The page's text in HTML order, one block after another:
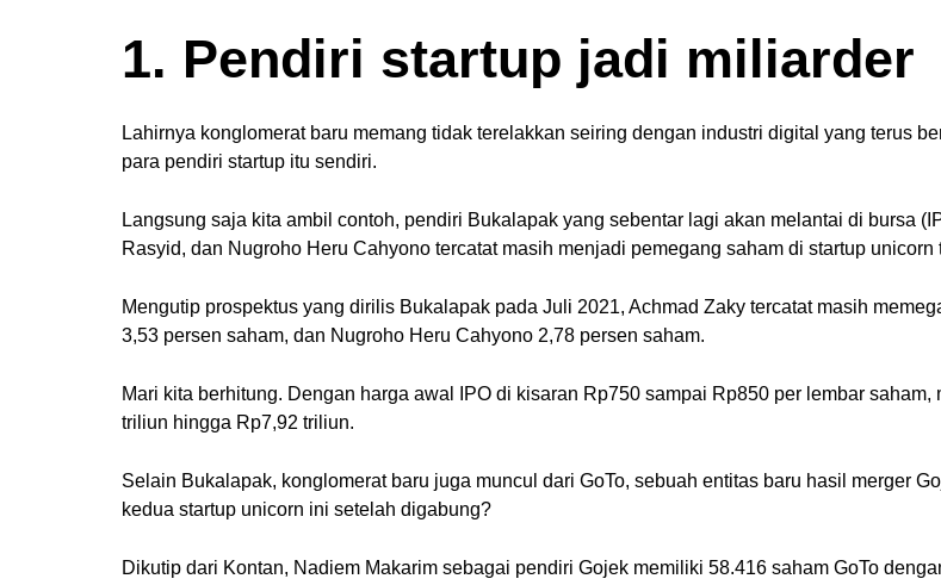
1. Pendiri startup jadi miliarder
Lahirnya konglomerat baru memang tidak terelakkan seiring dengan industri digital yang terus
para pendiri startup itu sendiri.
Langsung saja kita ambil contoh, pendiri Bukalapak yang sebentar lagi akan melantai di bursa
Rasyid, dan Nugroho Heru Cahyono tercatat masih menjadi pemegang saham di startup unicorn
Mengutip prospektus yang dirilis Bukalapak pada Juli 2021, Achmad Zaky tercatat masih
3,53 persen saham, dan Nugroho Heru Cahyono 2,78 persen saham.
Mari kita berhitung. Dengan harga awal IPO di kisaran Rp750 sampai Rp850 per lembar
triliun hingga Rp7,92 triliun.
Selain Bukalapak, konglomerat baru juga muncul dari GoTo, sebuah entitas baru hasil merger
kedua startup unicorn ini setelah digabung?
Dikutip dari Kontan, Nadiem Makarim sebagai pendiri Gojek memiliki 58.416 saham GoTo